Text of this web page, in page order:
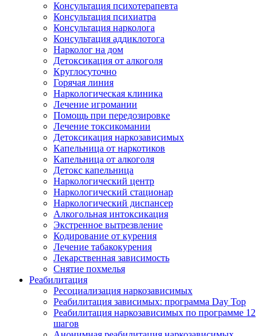
Консультация психотерапевта
Консультация психиатра
Консультация нарколога
Консультация аддиклотога
Нарколог на дом
Детоксикация от алкоголя
Круглосуточно
Горячая линия
Наркологическая клиника
Лечение игромании
Помощь при передозировке
Лечение токсикомании
Детоксикация наркозависимых
Капельница от наркотиков
Капельница от алкоголя
Детокс капельница
Наркологический центр
Наркологический стационар
Наркологический диспансер
Алкогольная интоксикация
Экстренное вытрезвление
Кодирование от курения
Лечение табакокурения
Лекарственная зависимость
Снятие похмелья
Реабилитация
Ресоциализация наркозависимых
Реабилитация зависимых: программа Day Top
Реабилитация наркозависимых по программе 12
шагов